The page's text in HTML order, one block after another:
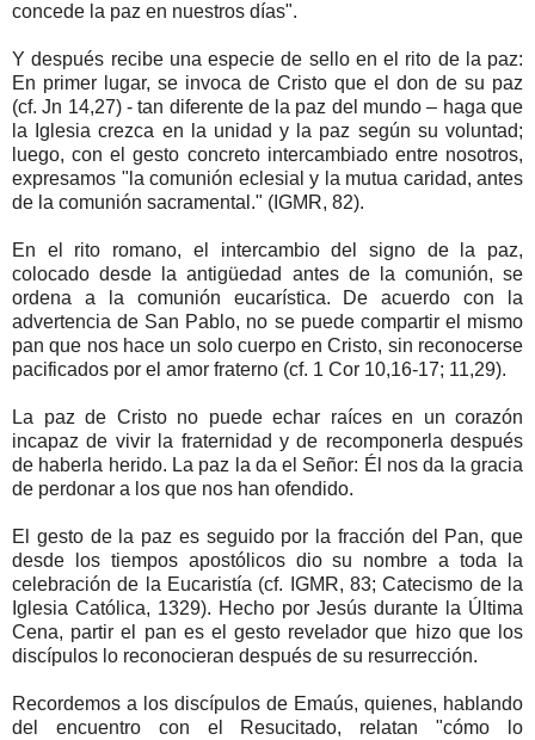
concede la paz en nuestros días".
Y después recibe una especie de sello en el rito de la paz:
En primer lugar, se invoca de Cristo que el don de su paz
(cf. Jn 14,27) - tan diferente de la paz del mundo – haga que
la Iglesia crezca en la unidad y la paz según su voluntad;
luego, con el gesto concreto intercambiado entre nosotros,
expresamos "la comunión eclesial y la mutua caridad, antes
de la comunión sacramental." (IGMR, 82).
En el rito romano, el intercambio del signo de la paz,
colocado desde la antigüedad antes de la comunión, se
ordena a la comunión eucarística. De acuerdo con la
advertencia de San Pablo, no se puede compartir el mismo
pan que nos hace un solo cuerpo en Cristo, sin reconocerse
pacificados por el amor fraterno (cf. 1 Cor 10,16-17; 11,29).
La paz de Cristo no puede echar raíces en un corazón
incapaz de vivir la fraternidad y de recomponerla después
de haberla herido. La paz la da el Señor: Él nos da la gracia
de perdonar a los que nos han ofendido.
El gesto de la paz es seguido por la fracción del Pan, que
desde los tiempos apostólicos dio su nombre a toda la
celebración de la Eucaristía (cf. IGMR, 83; Catecismo de la
Iglesia Católica, 1329). Hecho por Jesús durante la Última
Cena, partir el pan es el gesto revelador que hizo que los
discípulos lo reconocieran después de su resurrección.
Recordemos a los discípulos de Emaús, quienes, hablando
del encuentro con el Resucitado, relatan "cómo lo